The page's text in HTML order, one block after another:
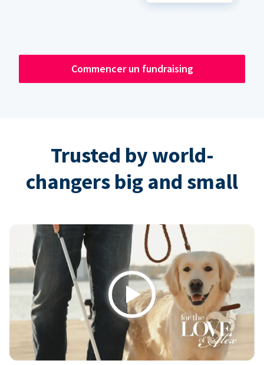
Commencer un fundraising
Trusted by world-
changers big and small
Play